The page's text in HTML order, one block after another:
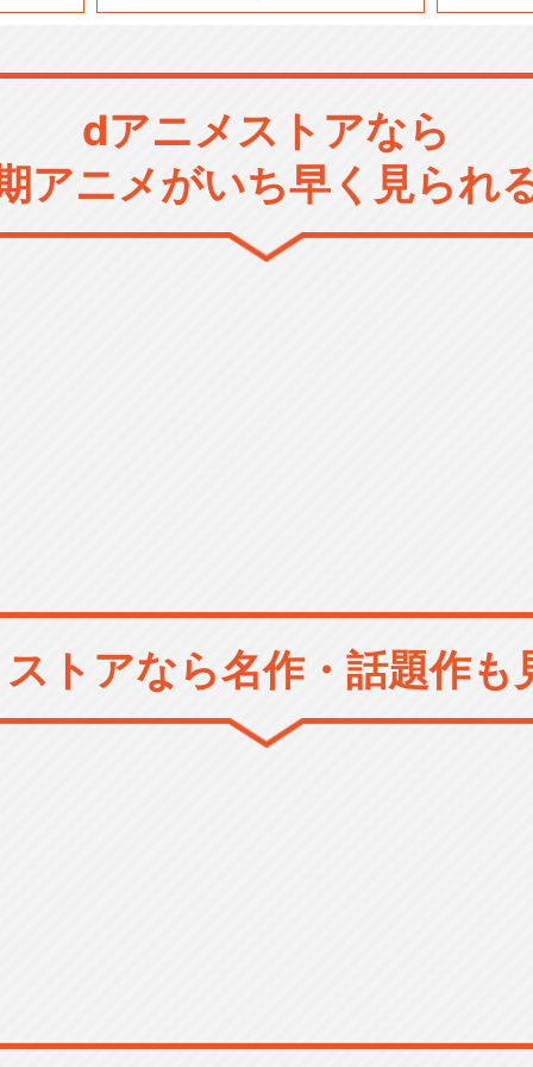
dアニメストアなら
アニメがいち早く見られ
トアなら名作・話題作も